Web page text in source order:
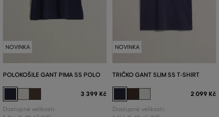
NOVINKA
POLOKOŠILE GANT PIMA SS POLO
3 399 Kč
Dostupné velikosti:
NOVINKA
TRIČKO GANT SLIM SS T-SHIRT
2 099 Kč
Dostupné velikosti: